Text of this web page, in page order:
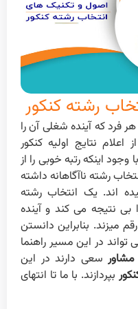
رشته کنکور
فرد که آینده شغلی آن را
نتایج اولیه کنکور
وجود اینکه رتبه خوبی را از
رشته ناآگاهانه داشته
اند. یک انتخاب رشته
نتیجه می کند و آینده
میزند. بنابراین دانستن
تواند در این مسیر راهنما
سعی دارند در این
بپردازند. با ما تا انتهای